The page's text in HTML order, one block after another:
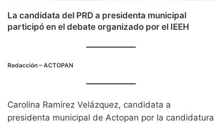
La candidata del PRD a presidenta municipal
participó en el debate organizado por el IEEH
Redacción – ACTOPAN
Carolina Ramírez Velázquez, candidata a
presidenta municipal de Actopan por la candidatura